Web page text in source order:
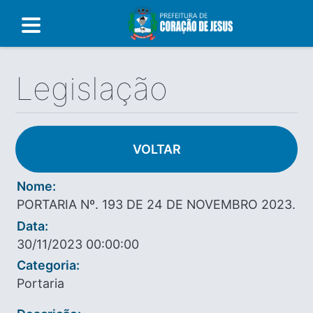
Legislação
VOLTAR
Nome:
PORTARIA Nº. 193 DE 24 DE NOVEMBRO 2023.
Data:
30/11/2023 00:00:00
Categoria:
Portaria